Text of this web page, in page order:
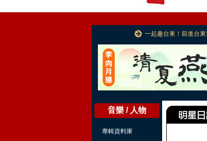
一起趣台東！前進台東
音樂 / 人物
專輯資料庫